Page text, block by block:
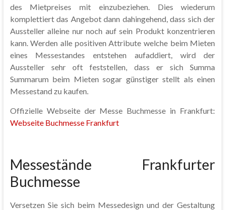
des Mietpreises mit einzubeziehen. Dies wiederum
komplettiert das Angebot dann dahingehend, dass sich der
Aussteller alleine nur noch auf sein Produkt konzentrieren
kann. Werden alle positiven Attribute welche beim Mieten
eines Messestandes entstehen aufaddiert, wird der
Aussteller sehr oft feststellen, dass er sich Summa
Summarum beim Mieten sogar günstiger stellt als einen
Messestand zu kaufen.
Offizielle Webseite der Messe Buchmesse in Frankfurt:
Webseite Buchmesse Frankfurt
Messestände Frankfurter
Buchmesse
Versetzen Sie sich beim Messedesign und der Gestaltung